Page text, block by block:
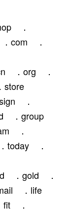
．
com ．
．org ．
store
．
．group
．
today ．
．gold ．
．life
fit ．